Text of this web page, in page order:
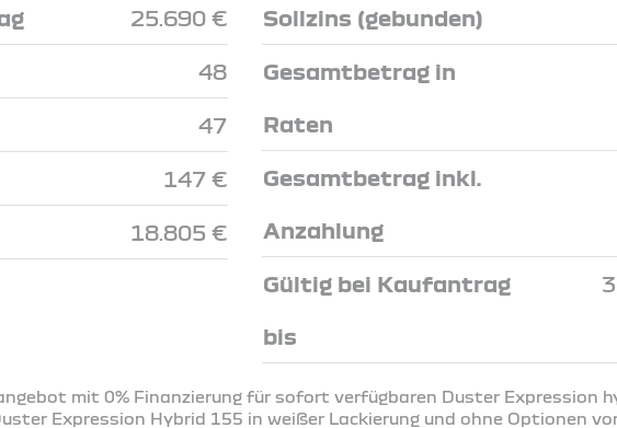
25.690 €
48
47
147 €
18.805 €
Sollzins (gebunden)
Gesamtbetrag in
Raten
Gesamtbetrag inkl.
Anzahlung
Gültig bei Kaufantrag
bis
mit 0% Finanzierung für sofort verfügbaren Duster Expression
Expression Hybrid 155 in weißer Lackierung und ohne Optionen